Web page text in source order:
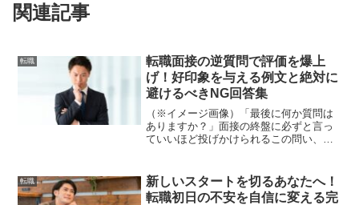
関連記事
転職
転職面接の逆質問で評価を爆上
げ！好印象を与える例文と絶対に
避けるべきNG回答集
（※イメージ画像）「最後に何か質問は
ありますか？」面接の終盤に必ずと言っ
ていいほど投げかけられるこの問い、実
「特にありません」や、調べればわかる
内容を聞いてしまい、自ら...
転職
新しいスタートを切るあなたへ！
転職初日の不安を自信に変える完